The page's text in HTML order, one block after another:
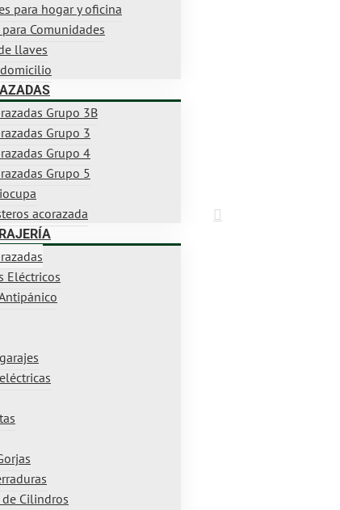
para hogar y oficina
Comunidades
llaves
Grupo 3B
Grupo 3
Grupo 4
Grupo 5
acorazada
Eléctricos
Cilindros